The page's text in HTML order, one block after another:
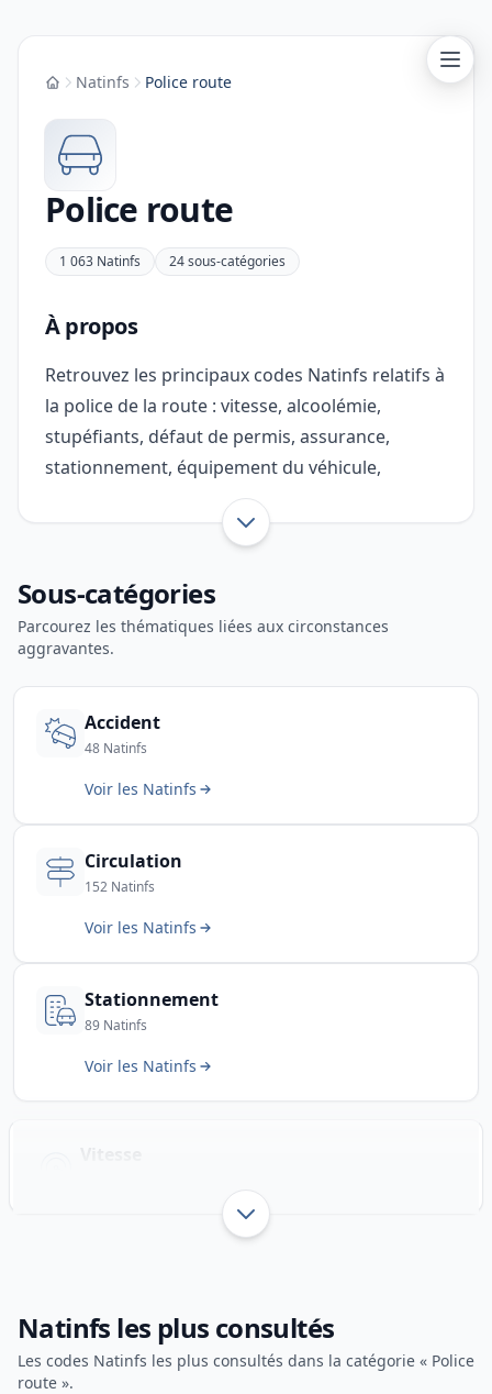
AccueilNatinfs Police route
Police route
1 063 Natinfs 24 sous-catégories
À propos
Retrouvez les principaux codes Natinfs relatifs à
la police de la route : vitesse, alcoolémie,
stupéfiants, défaut de permis, assurance,
stationnement, équipement du véhicule,
comportement du conducteur et infractions
liées aux transports routiers. Cette page aide les
code d’infraction routière.
Afficher toute l’introduction
Sous-catégories
Parcourez les thématiques liées aux circonstances
aggravantes.
Accident
48 Natinfs
Voir les Natinfs
Circulation
152 Natinfs
Voir les Natinfs
Stationnement
89 Natinfs
Voir les Natinfs
Afficher jusqu’à 3 sous-
Natinfs les plus consultés
Les codes Natinfs les plus consultés dans la catégorie « Police
route ».